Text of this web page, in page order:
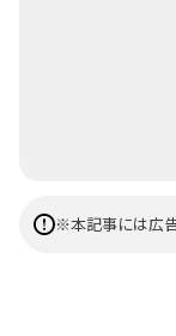
※本記事には広